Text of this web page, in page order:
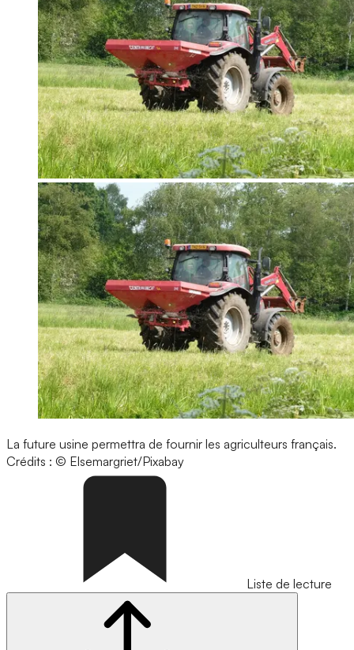
La future usine permettra de fournir les agriculteurs français.
Crédits : © Elsemargriet/Pixabay
Liste de lecture